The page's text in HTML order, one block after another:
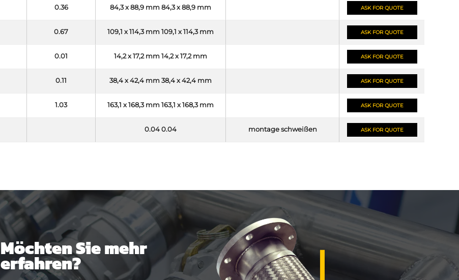
0.36 84,3 x 88,9 mm 84,3 x 88,9 mm ASK FOR QUOTE
0.67 109,1 x 114,3 mm 109,1 x 114,3 mm ASK FOR QUOTE
0.01 14,2 x 17,2 mm 14,2 x 17,2 mm ASK FOR QUOTE
0.11 38,4 x 42,4 mm 38,4 x 42,4 mm ASK FOR QUOTE
1.03 163,1 x 168,3 mm 163,1 x 168,3 mm ASK FOR QUOTE
0.04 0.04 montage schweißen ASK FOR QUOTE
Möchten Sie mehr
erfahren?